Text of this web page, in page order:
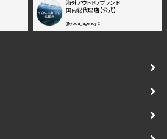
海外アウトドアブランド
国内総代理店【公式】
@yoca_agency2